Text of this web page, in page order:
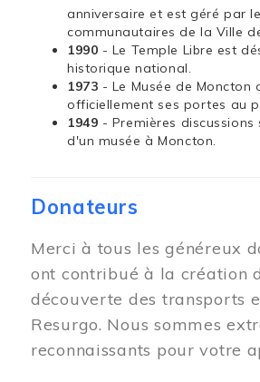
anniversaire et est géré par
communautaires de la Ville
1990 - Le Temple Libre est
historique national.
1973 - Le Musée de Moncton
officiellement ses portes au
1949 - Premières discussions
d'un musée à Moncton.
Donateurs
Merci à tous les généreux
ont contribué à la création
découverte des transports
Resurgo. Nous sommes
reconnaissants pour votre